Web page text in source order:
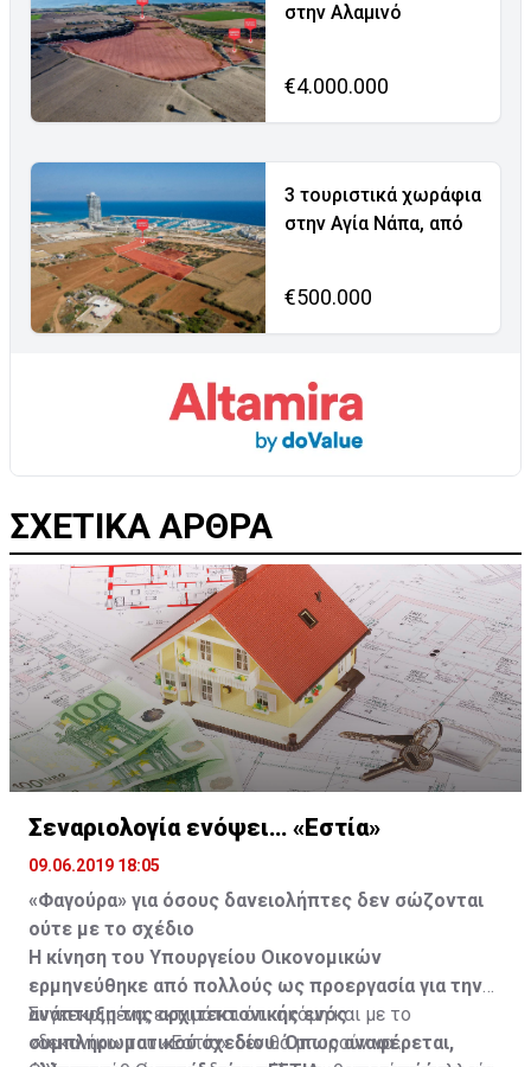
στην Αλαμινό
€4.000.000
3 τουριστικά χωράφια
στην Αγία Νάπα, από
€500.000
ΣΧΕΤΙΚΑ ΑΡΘΡΑ
Σεναριολογία ενόψει… «Εστία»
09.06.2019 18:05
«Φαγούρα» για όσους δανειολήπτες δεν σώζονται
ούτε με το σχέδιο
Η κίνηση του Υπουργείου Οικονομικών
ερμηνεύθηκε από πολλούς ως προεργασία για την
ανάπτυξη της αρχιτεκτονικής ενός
συμπληρωματικού σχεδίου. Όπως αναφέρεται,
Συγκεκριμένα, εκτιμάται ότι ακόμη και με το
«δεκανίκι» του «Εστία» δεν θα μπορούν να